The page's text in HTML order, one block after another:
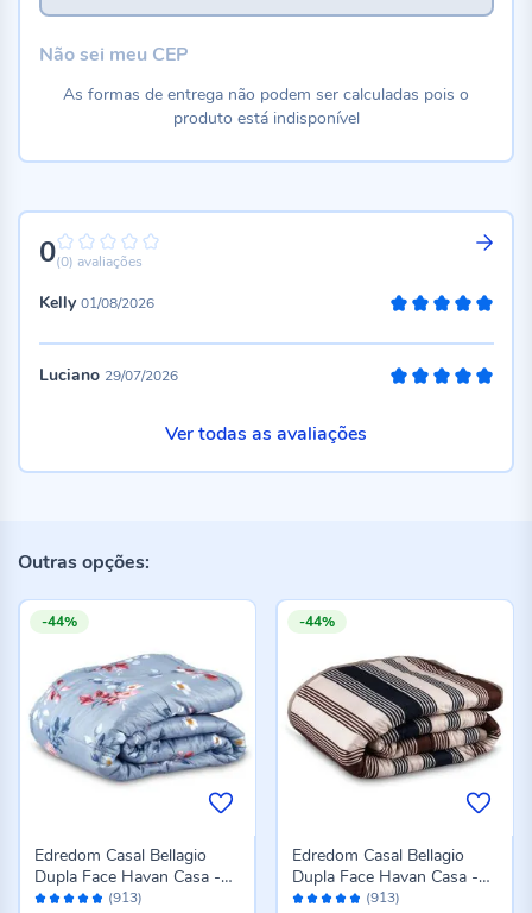
00%
(0) avaliações
Kelly 01/08/2026
Luciano 29/07/2026
Ver todas as avaliações
Não sei meu CEP
As formas de entrega não podem ser calculadas pois o
produto está indisponível
Outras opções:
-44%
Avaliação: (913)
Edredom Casal Bellagio
Dupla Face Havan Casa -
Jade Floral Azul
-44%
Avaliação: (913)
Edredom Casal Bellagio
Dupla Face Havan Casa -
Caio Geo Azul